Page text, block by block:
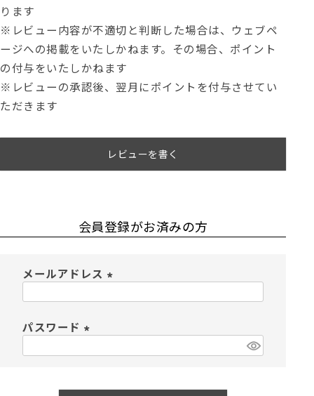
ります
※レビュー内容が不適切と判断した場合は、ウェブペ
ージへの掲載をいたしかねます。その場合、ポイント
の付与をいたしかねます
※レビューの承認後、翌月にポイントを付与させてい
ただきます
レビューを書く
会員登録がお済みの方
メールアドレス
パスワード